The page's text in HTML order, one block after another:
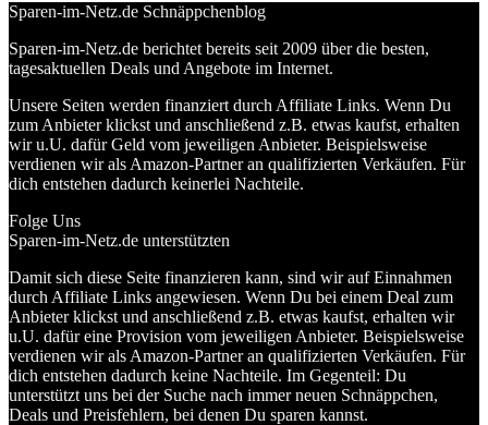
Sparen-im-Netz.de Schnäppchenblog
Sparen-im-Netz.de berichtet bereits seit 2009 über die besten,
tagesaktuellen Deals und Angebote im Internet.
Unsere Seiten werden finanziert durch Affiliate Links. Wenn Du
zum Anbieter klickst und anschließend z.B. etwas kaufst, erhalten
wir u.U. dafür Geld vom jeweiligen Anbieter. Beispielsweise
verdienen wir als Amazon-Partner an qualifizierten Verkäufen. Für
dich entstehen dadurch keinerlei Nachteile.
Folge Uns
Sparen-im-Netz.de unterstützten
Damit sich diese Seite finanzieren kann, sind wir auf Einnahmen
durch Affiliate Links angewiesen. Wenn Du bei einem Deal zum
Anbieter klickst und anschließend z.B. etwas kaufst, erhalten wir
u.U. dafür eine Provision vom jeweiligen Anbieter. Beispielsweise
verdienen wir als Amazon-Partner an qualifizierten Verkäufen. Für
dich entstehen dadurch keine Nachteile. Im Gegenteil: Du
unterstützt uns bei der Suche nach immer neuen Schnäppchen,
Deals und Preisfehlern, bei denen Du sparen kannst.